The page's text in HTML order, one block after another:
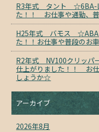
R3年式 タント ☆6BA-
た！！ お仕事や通勤、
H25年式 バモス
た！！お仕事や普段のお
R2年式 NV100クリッ
仕上がりました！！ お
しょうか☆
アーカイブ
2026年8月